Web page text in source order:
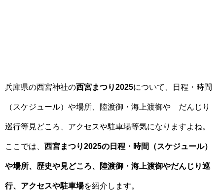
兵庫県の西宮神社の西宮まつり2025について、日程・時間
（スケジュール）や場所、陸渡御・海上渡御や だんじり
巡行等見どころ、アクセスや駐車場等気になりますよね。
ここでは、 西宮まつり2025の日程・時間（スケジュール）
や場所、歴史や見どころ、陸渡御・海上渡御やだんじり巡
行、アクセスや駐車場を紹介します。